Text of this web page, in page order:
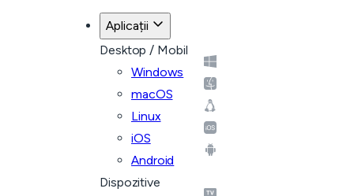
Aplicații
Desktop / Mobil
Windows
macOS
Linux
iOS
Android
Dispozitive